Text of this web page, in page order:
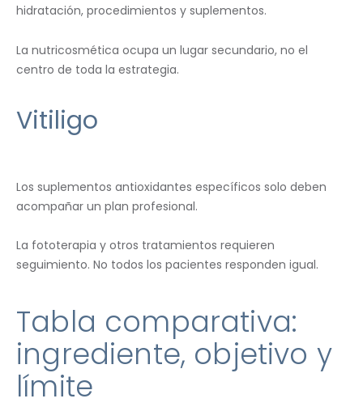
hidratación, procedimientos y suplementos.
La nutricosmética ocupa un lugar secundario, no el
centro de toda la estrategia.
Vitiligo
Los suplementos antioxidantes específicos solo deben
acompañar un plan profesional.
La fototerapia y otros tratamientos requieren
seguimiento. No todos los pacientes responden igual.
Tabla comparativa:
ingrediente, objetivo y
límite